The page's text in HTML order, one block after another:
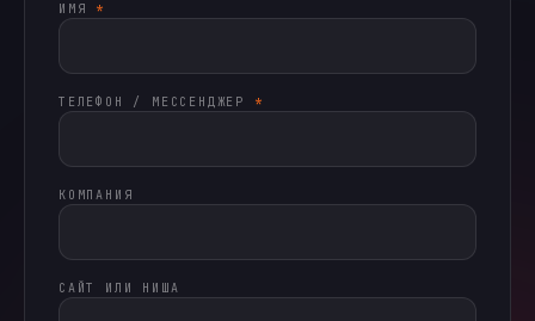
ИМЯ *
ТЕЛЕФОН / МЕССЕНДЖЕР *
КОМПАНИЯ
САЙТ ИЛИ НИША